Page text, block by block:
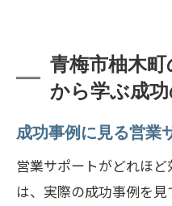
青梅市柚木
から学ぶ成
成功事例に見る営業
営業サポートがどれほ
は、実際の成功事例を